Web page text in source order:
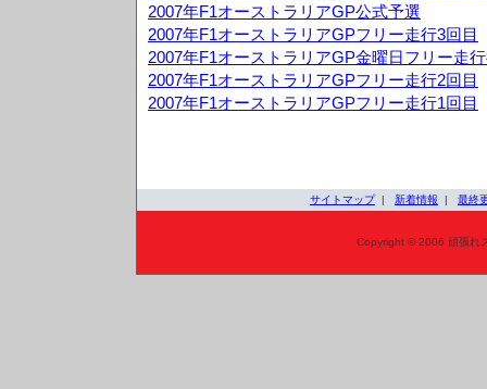
2007年F1オーストラリアGP公式予選
2007年F1オーストラリアGPフリー走行3回目
2007年F1オーストラリアGP金曜日フリー走
2007年F1オーストラリアGPフリー走行2回目
2007年F1オーストラリアGPフリー走行1回目
サイトマップ| 新着情報 | 最終
Copyright © 2006 頑張れ